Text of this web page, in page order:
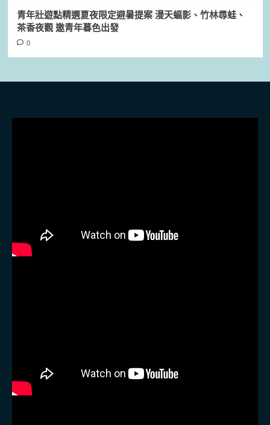
青年壯遊點精選夏夜限定避暑提案 漫天蝠影、竹林尋蛙、
茶香夜觀 邀青年暮色出發
0